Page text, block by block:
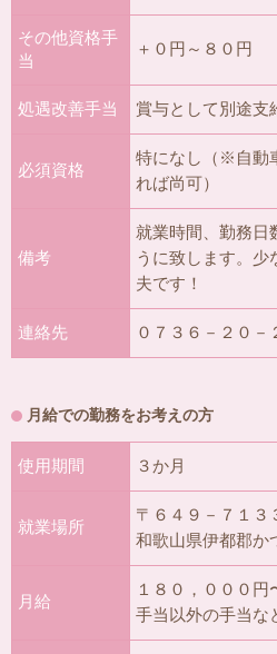
その他資格手
当
＋０円～８０円
処遇改善手当 賞与として別途支
必須資格
特になし（※自動
れば尚可）
備考
就業時間、勤務日
うに致します。少
夫です！
連絡先 ０７３６－２０－
月給での勤務をお考えの方
使用期間 ３か月
就業場所
〒６４９－７１３
和歌山県伊都郡か
月給
１８０，０００
手当以外の手当な